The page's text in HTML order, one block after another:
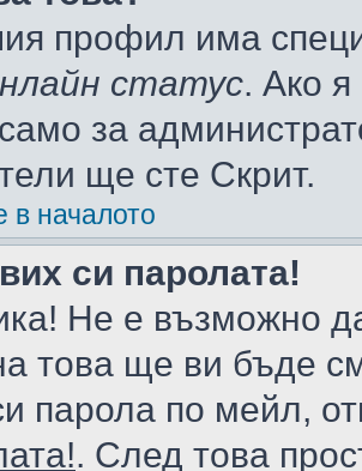
профил има
статус. Ако
за
ще сте Скрит.
в началото
си паролата!
Не е възможно
това ще ви бъде
парола по мейл,
. След това